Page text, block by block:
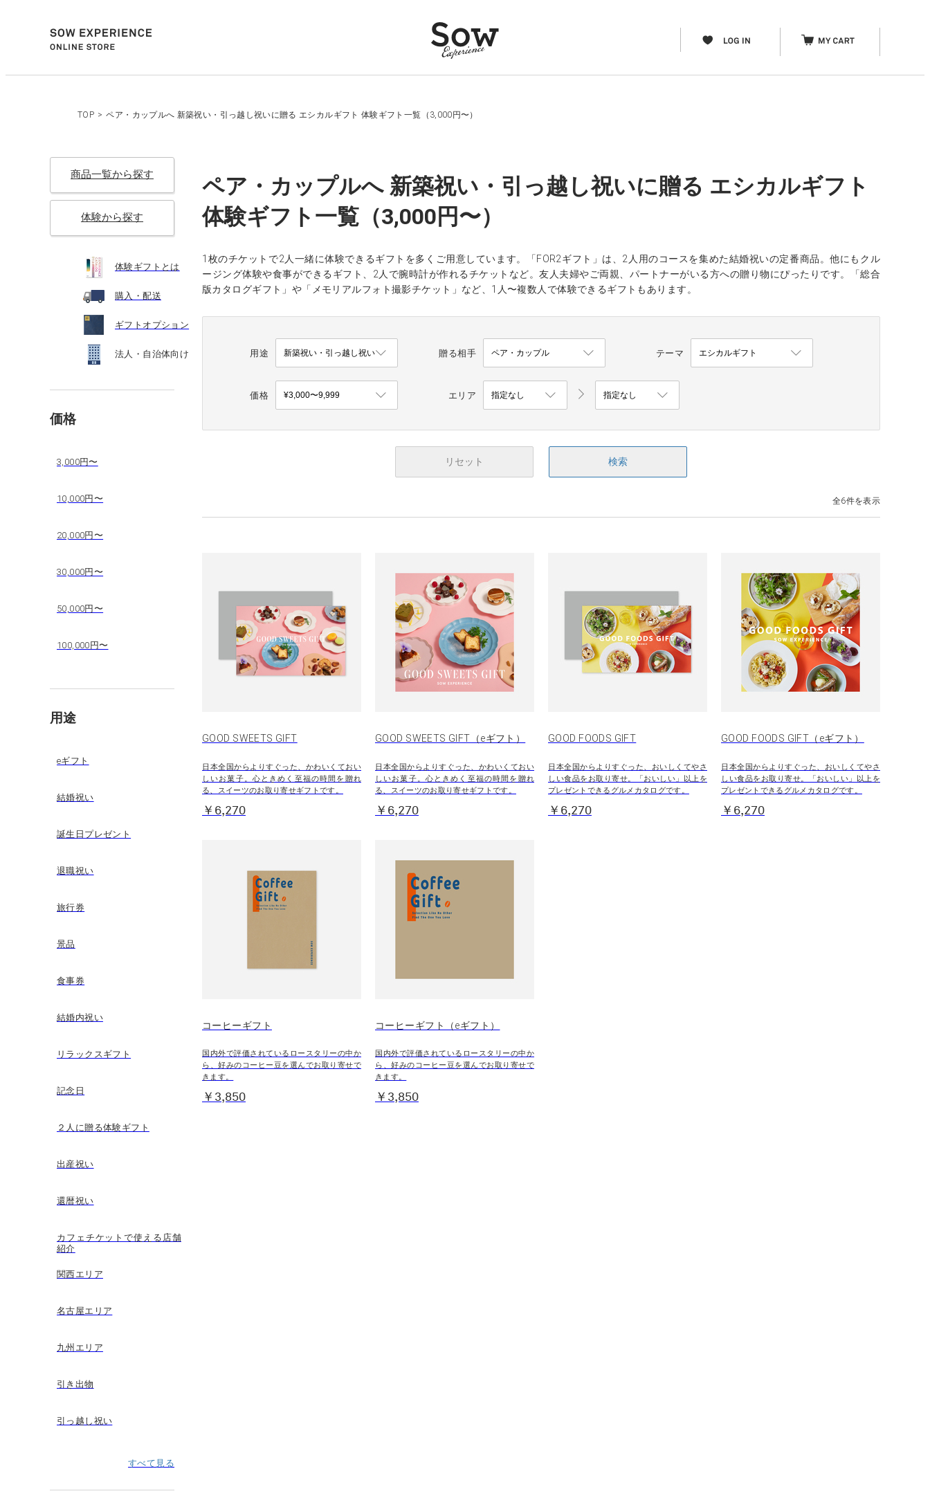
TOP > ペア・カップルへ 新築祝い・引っ越し祝いに贈る エシカルギフト 体験ギフト一覧（3,000円〜）
商品一覧から探す
体験から探す
体験ギフトとは
購入・配送
ギフトオプション
法人・自治体向け
価格
3,000円〜
10,000円〜
20,000円〜
30,000円〜
50,000円〜
100,000円〜
用途
eギフト
結婚祝い
誕生日プレゼント
退職祝い
旅行券
景品
食事券
結婚内祝い
リラックスギフト
記念日
２人に贈る体験ギフト
出産祝い
還暦祝い
カフェチケットで使える店舗
紹介
関西エリア
名古屋エリア
九州エリア
引き出物
引っ越し祝い
すべて見る
ペア・カップルへ 新築祝い・引っ越し祝いに贈る エシカルギフト
体験ギフト一覧（3,000円〜）
1枚のチケットで2人一緒に体験できるギフトを多くご用意しています。「FOR2ギフト」は、2人用のコースを集めた結婚祝いの定番商品。他にもクル
ージング体験や食事ができるギフト、2人で腕時計が作れるチケットなど。友人夫婦やご両親、パートナーがいる方への贈り物にぴったりです。「総合
版カタログギフト」や「メモリアルフォト撮影チケット」など、1人〜複数人で体験できるギフトもあります。
用途 贈る相手 テーマ
価格 エリア
リセット 検索
全6件を表示
GOOD SWEETS GIFT
日本全国からよりすぐった、かわいくておい
しいお菓子。心ときめく至福の時間を贈れ
る、スイーツのお取り寄せギフトです。
￥6,270
GOOD SWEETS GIFT（eギフト）
日本全国からよりすぐった、かわいくておい
しいお菓子。心ときめく至福の時間を贈れ
る、スイーツのお取り寄せギフトです。
￥6,270
GOOD FOODS GIFT
日本全国からよりすぐった、おいしくてやさ
しい食品をお取り寄せ。「おいしい」以上を
プレゼントできるグルメカタログです。
￥6,270
GOOD FOODS GIFT（eギフト）
日本全国からよりすぐった、おいしくてやさ
しい食品をお取り寄せ。「おいしい」以上を
プレゼントできるグルメカタログです。
￥6,270
コーヒーギフト
国内外で評価されているロースタリーの中か
ら、好みのコーヒー豆を選んでお取り寄せで
きます。
￥3,850
コーヒーギフト（eギフト）
国内外で評価されているロースタリーの中か
ら、好みのコーヒー豆を選んでお取り寄せで
きます。
￥3,850